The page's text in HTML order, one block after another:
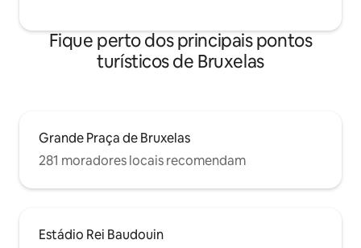
Fique perto dos principais pontos
turísticos de Bruxelas
Grande Praça de Bruxelas
281 moradores locais recomendam
Estádio Rei Baudouin